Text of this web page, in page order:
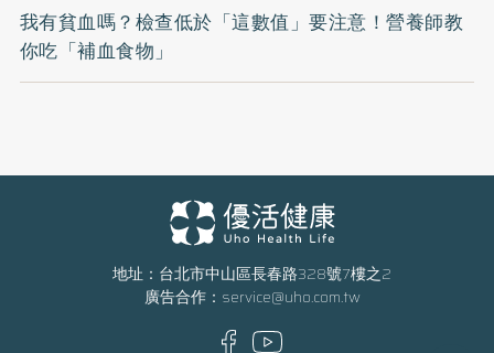
我有貧血嗎？檢查低於「這數值」要注意！營養師教
你吃「補血食物」
地址：台北市中山區長春路328號7樓之2
廣告合作： service@uho.com.tw